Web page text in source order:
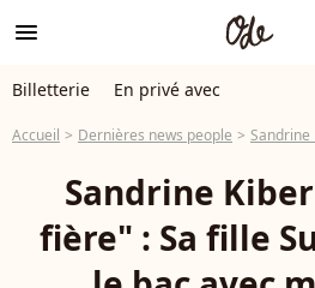
menu
Billetterie En privé avec
Accueil Dernières news people Sandrine
Sandrine
fière" : Sa fille